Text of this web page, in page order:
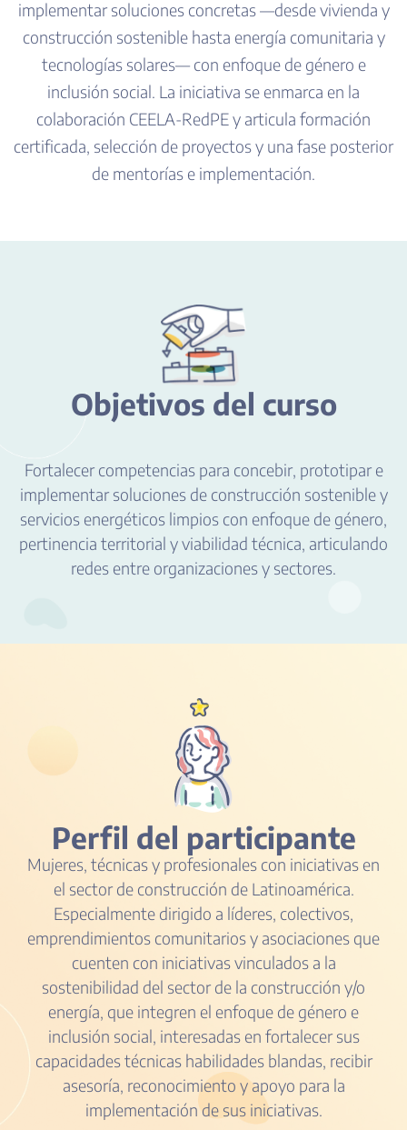
implementar soluciones concretas —desde vivienda y
construcción sostenible hasta energía comunitaria y
tecnologías solares— con enfoque de género e
inclusión social. La iniciativa se enmarca en la
colaboración CEELA-RedPE y articula formación
certificada, selección de proyectos y una fase posterior
de mentorías e implementación.
Objetivos del curso
Fortalecer competencias para concebir, prototipar e
implementar soluciones de construcción sostenible y
servicios energéticos limpios con enfoque de género,
pertinencia territorial y viabilidad técnica, articulando
redes entre organizaciones y sectores.
Perfil del participante
Mujeres, técnicas y profesionales con iniciativas en
el sector de construcción de Latinoamérica.
Especialmente dirigido a líderes, colectivos,
emprendimientos comunitarios y asociaciones que
cuenten con iniciativas vinculados a la
sostenibilidad del sector de la construcción y/o
energía, que integren el enfoque de género e
inclusión social, interesadas en fortalecer sus
capacidades técnicas habilidades blandas, recibir
asesoría, reconocimiento y apoyo para la
implementación de sus iniciativas.